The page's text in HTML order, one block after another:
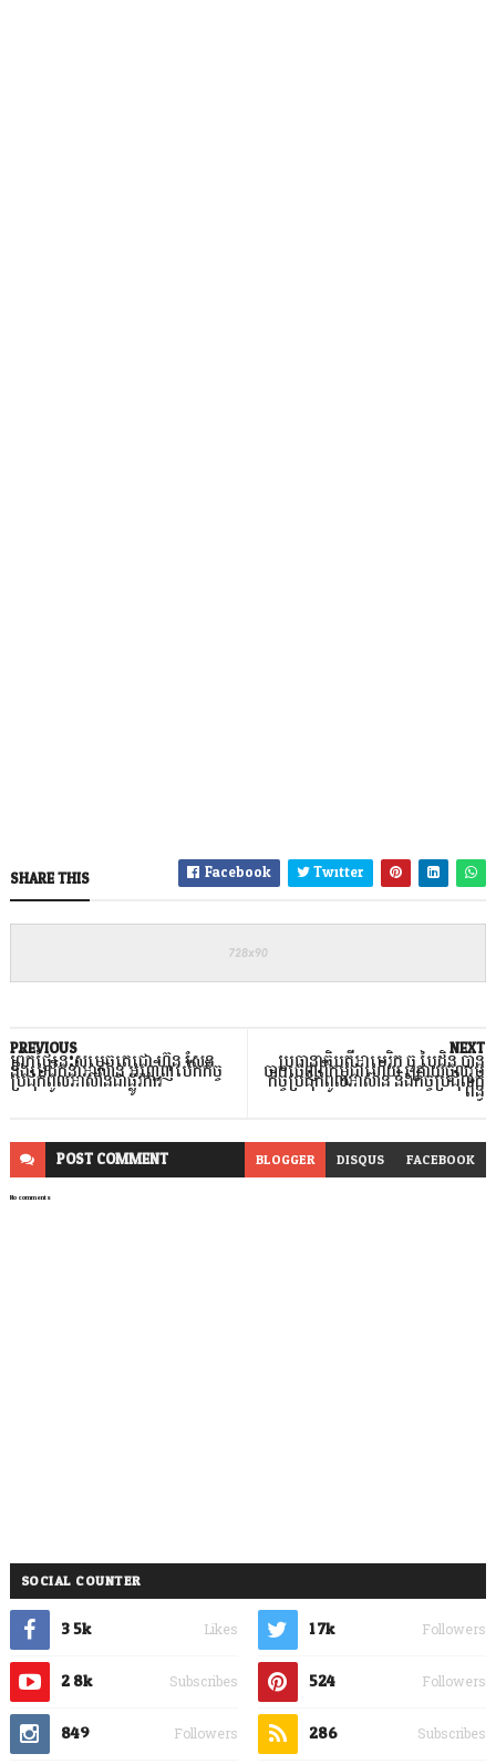
SHARE THIS Facebook Twitter
NEXT
ប្រធានាធិបតីអាមេរិក ចូ បៃដិន បាន
ចាកចេញពីកម្ពុជាហើយ ក្រោយចូលរួម
កិច្ចប្រជុំកំពូលអាស៊ាន និងកិច្ចប្រជុំពាក់
ព័ន្ធ
PREVIOUS
ព្រឹកថ្ងៃនេះសម្តេចតេជោ ហ៊ុន សែន
និងមេដឹកនាំអាស៊ាន អញ្ជើញបើកកិច្ច
ប្រជុំកំពូលអាស៊ានជាផ្លូវការ
POSTCOMMENT BLOGGER DISQUS FACEBOOK
No comments
SOCIAL COUNTER
3.5k Likes 1.7k Followers
2.8k Subscribes 524 Followers
849 Followers 286 Subscribes